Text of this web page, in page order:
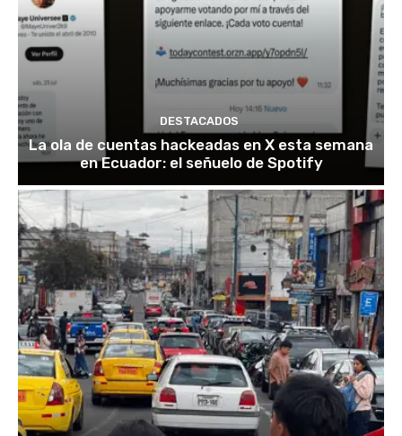
DESTACADOS
La ola de cuentas hackeadas en X esta semana
en Ecuador: el señuelo de Spotify